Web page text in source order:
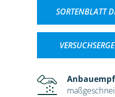
SORTENBLATT